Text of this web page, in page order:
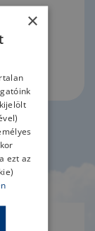
ml
×
ezt az